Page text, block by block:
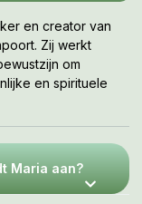
en creator van
Zij werkt
om
en spirituele
Maria aan?